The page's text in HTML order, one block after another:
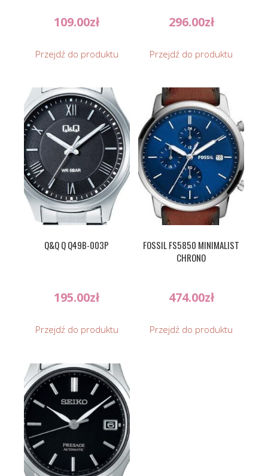
109.00zł
Przejdź do produktu
296.00zł
Przejdź do produktu
Q&Q Q Q49B-003P
195.00zł
Przejdź do produktu
FOSSIL FS5850 MINIMALIST
CHRONO
474.00zł
Przejdź do produktu